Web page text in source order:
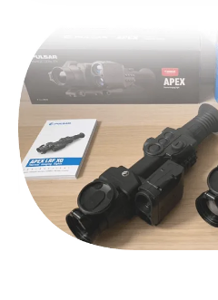
Замена
650
Замена
590